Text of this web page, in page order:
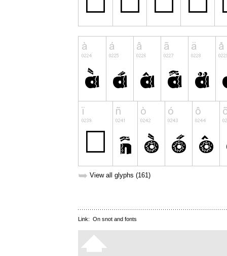
➥ View all glyphs (161)
Link: On snot and fonts